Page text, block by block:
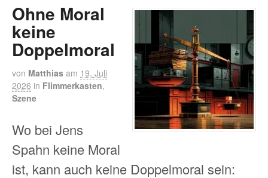
Ohne Moral
keine
Doppelmoral
von Matthias am 19. Juli
2026 in Flimmerkasten,
Szene
Wo bei Jens
Spahn keine Moral
ist, kann auch keine Doppelmoral sein: